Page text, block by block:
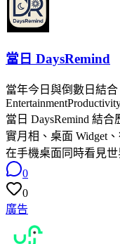
當日 DaysRemind
當年今日與倒數日結
Entertainment
當日 DaysRemind 結
實月相、桌面 Widget
在手機桌面同時看見
0
0
廣告